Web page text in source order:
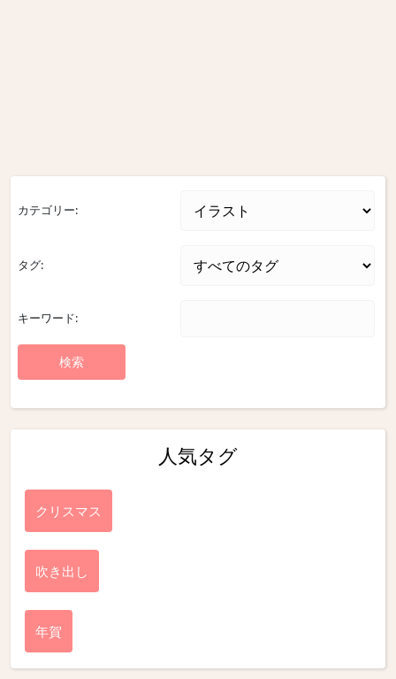
カテゴリー:
タグ:
キーワード:
人気タグ
クリスマス
吹き出し
年賀